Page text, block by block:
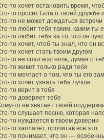
то хочет остановить время,
то просит Бога о твоей дружбе
то не может дождаться встречи
то любит тебя таким, каким ты
то любит тебя за то, что он
то хочет, чтоб ты знал, что он
то хочет стать твоим другом
то не спал всю ночь, думая о
то живет только ради тебя
то мечтает о том, что ты его
то хочет узнать тебя лучше
то верит в тебя
то доверяет тебе
то не хватает твоей
то слушает песню, которая
то нуждается в твоем доверии
то заплачет, прочитав все это
то понимает, что он —